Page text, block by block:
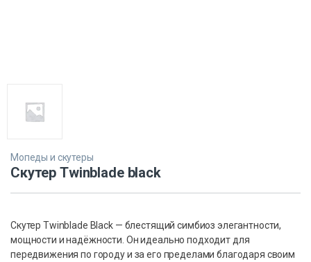
Мопеды и скутеры
Скутер Twinblade black
Скутер Twinblade Black — блестящий симбиоз элегантности,
мощности и надёжности. Он идеально подходит для
передвижения по городу и за его пределами благодаря своим